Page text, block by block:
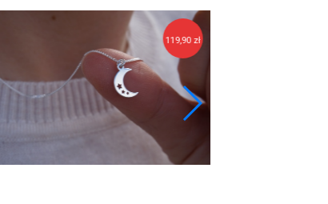
119,90 zł